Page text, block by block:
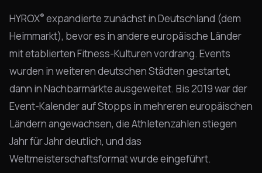
HYROX® expandierte zunächst in Deutschland (dem
Heimmarkt), bevor es in andere europäische Länder
mit etablierten Fitness-Kulturen vordrang. Events
wurden in weiteren deutschen Städten gestartet,
dann in Nachbarmärkte ausgeweitet. Bis 2019 war der
Event-Kalender auf Stopps in mehreren europäischen
Ländern angewachsen, die Athletenzahlen stiegen
Jahr für Jahr deutlich, und das
Weltmeisterschaftsformat wurde eingeführt.